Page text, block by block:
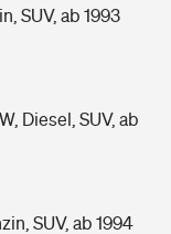
SUV, ab 1993
Diesel, SUV, ab
SUV, ab 1994